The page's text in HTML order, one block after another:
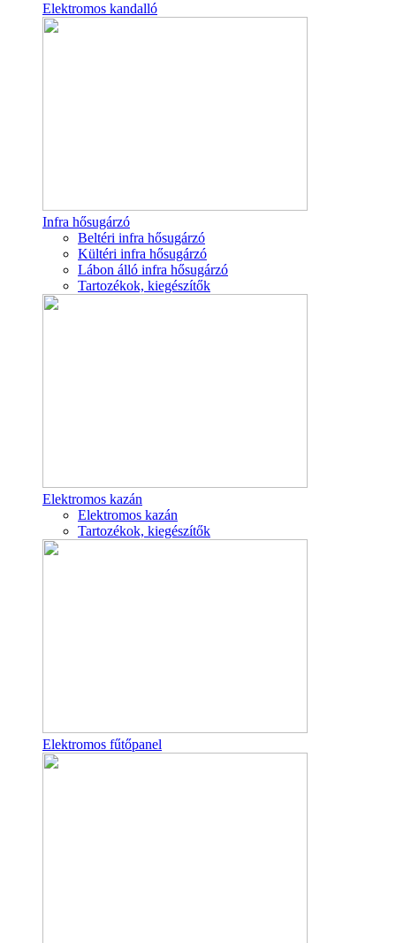
Elektromos kandalló
Infra hősugárzó
Beltéri infra hősugárzó
Kültéri infra hősugárzó
Lábon álló infra hősugárzó
Tartozékok, kiegészítők
Elektromos kazán
Elektromos kazán
Tartozékok, kiegészítők
Elektromos fűtőpanel